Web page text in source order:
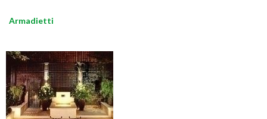
Armadietti